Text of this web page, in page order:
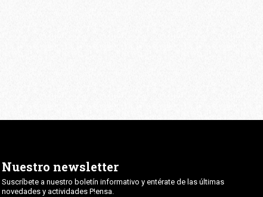
Nuestro newsletter
Suscríbete a nuestro boletín informativo y entérate de las últimas
novedades y actividades P!ensa.